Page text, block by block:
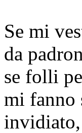
Se mi
da
se folli
mi fanno
invidiato,